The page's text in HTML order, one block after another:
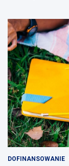
DOFINANSOWANIE